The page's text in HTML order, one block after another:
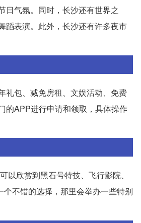
日气氛。同时，长沙还有世界之
蹈表演。此外，长沙还有许多夜市
礼包、减免房租、文娱活动、免费
的APP进行申请和领取，具体操作
欣赏到黑石号特技、飞行影院、
不错的选择，那里会举办一些特别